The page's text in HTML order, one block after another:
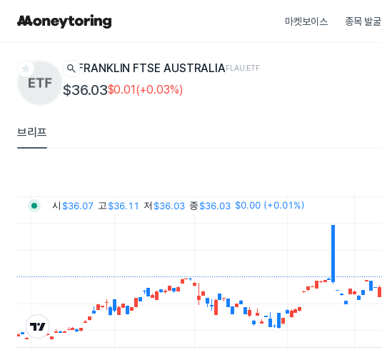
마켓보이스 종목 발굴
star search FRANKLIN FTSE AUSTRALIAFLAUETF
$36.03$0.01(+0.03%)
브리프